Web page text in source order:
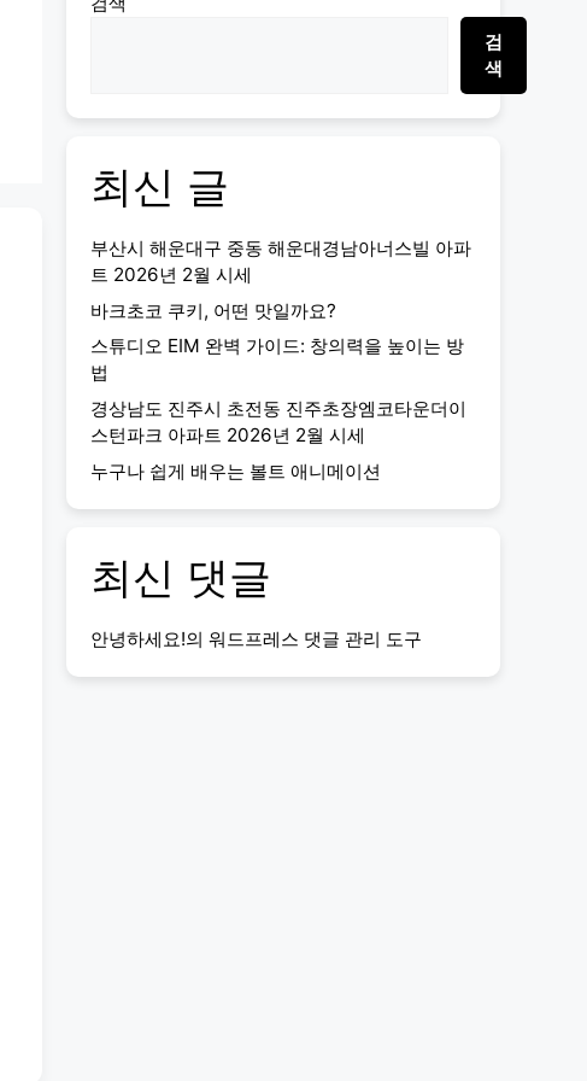
검
색
최신 글
부산시 해운대구 중동 해운대경남아너스빌 아파
트 2026년 2월 시세
바크초코 쿠키, 어떤 맛일까요?
스튜디오 EIM 완벽 가이드: 창의력을 높이는 방
법
경상남도 진주시 초전동 진주초장엠코타운더이
스턴파크 아파트 2026년 2월 시세
누구나 쉽게 배우는 볼트 애니메이션
최신 댓글
안녕하세요!의 워드프레스 댓글 관리 도구